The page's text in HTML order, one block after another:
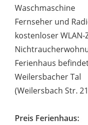
Waschmaschine
Fernseher und
kostenloser WLAN-
Ferienhaus
Weilersbacher Tal
(Weilersbach Str.
Preis Ferienhaus: